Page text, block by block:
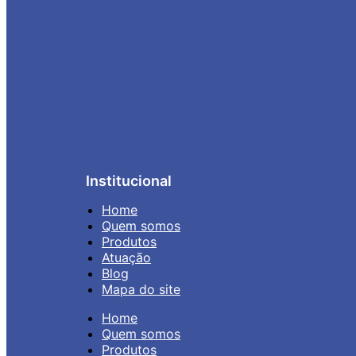
Institucional
Home
Quem somos
Produtos
Atuação
Blog
Mapa do site
Home
Quem somos
Produtos